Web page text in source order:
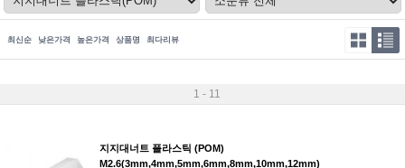
최신순 낮은가격 높은가격 상품명 최다리뷰
1 - 11
지지대너트 플라스틱 (POM)
M2.6(3mm,4mm,5mm,6mm,8mm,10mm,12mm)